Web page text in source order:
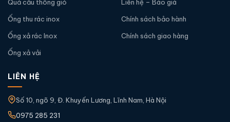
Quả cầu thông gió
Ống thu rác inox
Ống xả rác Inox
Ống xả vải
Liên hệ – Báo giá
Chính sách bảo hành
Chính sách giao hàng
LIÊN HỆ
Số 10, ngõ 9, Đ. Khuyến Lương, Lĩnh Nam, Hà Nội
0975 285 231